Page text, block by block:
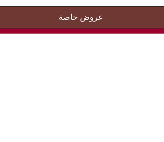
عروض خاصة